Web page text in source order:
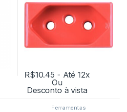
R$10.45 - Até 12x
Ou
Desconto à vista
Ferramentas